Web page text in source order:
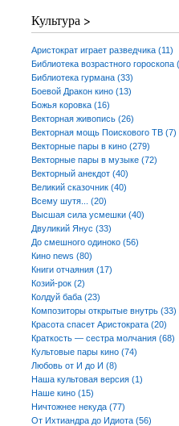
Культура >
Аристократ играет разведчика (11)
Библиотека возрастного гороскопа
Библиотека гурмана (33)
Боевой Дракон кино (13)
Божья коровка (16)
Векторная живопись (26)
Векторная мощь Поискового ТВ (7)
Векторные пары в кино (279)
Векторные пары в музыке (72)
Векторный анекдот (40)
Великий сказочник (40)
Всему шутя... (20)
Высшая сила усмешки (40)
Двуликий Янус (33)
До смешного одиноко (56)
Кино news (80)
Книги отчаяния (17)
Козий-рок (2)
Колдуй баба (23)
Композиторы открытые внутрь (33)
Красота спасет Аристократа (20)
Краткость — сестра молчания (68)
Культовые пары кино (74)
Любовь от И до И (8)
Наша культовая версия (1)
Наше кино (15)
Ничтожнее некуда (77)
От Ихтиандра до Идиота (56)